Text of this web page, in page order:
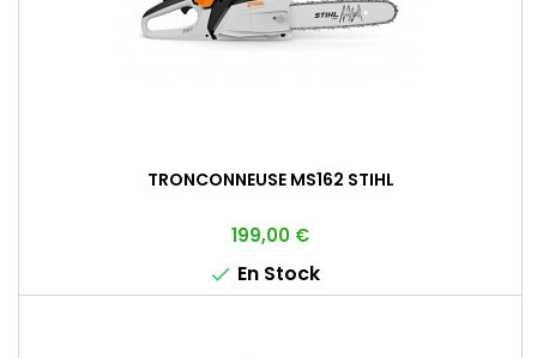
TRONCONNEUSE MS162 STIHL
Prix
199,00 €
 En Stock